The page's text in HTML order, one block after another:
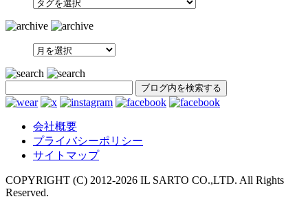
SEARCH
会社概要
プライバシーポリシー
サイトマップ
COPYRIGHT (C) 2012-2026 IL SARTO CO.,LTD. All Rights
Reserved.